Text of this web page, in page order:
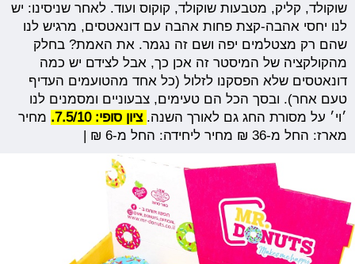
שוקולד, קליק, מטבעות שוקולד, קוקוס ועוד. לאחר שניסינו: יש
לנו יחסי אהבה-קצת פחות אהבה עם דונאטסים, מרגיש לנו
שהם רק מצטלמים יפה ושם זה נגמר. את האמת? בחלק
מהקולקציה של המיסטר זה אכן כך, אבל לצידם יש כמה
דונאטסים שלא הפסקנו לזלול (כל אחד מהטועמים העדיף
טעם אחר). ובסך הכל הם טעימים, צבעוניים ומסמנים לנו
׳וי׳ על מסורת החג גם לאורך השנה. ציון סופי: 7.5/10.
מחיר
מארז: החל מ-36 ₪ מחיר ליחידה: החל מ-6 ₪ |